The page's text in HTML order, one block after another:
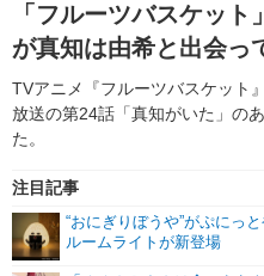
グッズ
声優
ラキりす
番組・動画一覧
動画
連載・ブログ
連載・ブログ一覧
「フルーツバスケッ
が真知は由希と出会
TVアニメ『フルーツバスケット
放送の第24話「真知がいた」の
た。
注目記事
“おにぎりぼうや”がぷにっ
ルームライトが新登場